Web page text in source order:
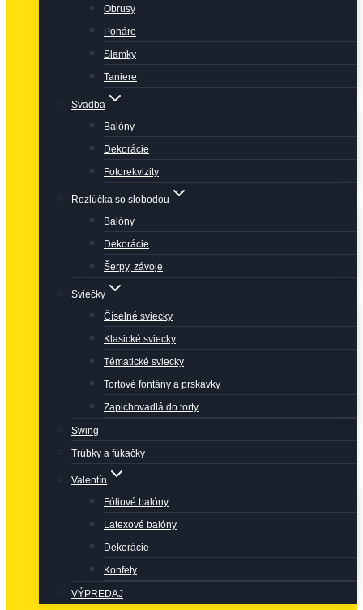
Obrusy
Poháre
Slamky
Taniere
Svadba
Balóny
Dekorácie
Fotorekvizity
Rozlúčka so slobodou
Balóny
Dekorácie
Šerpy, závoje
Sviečky
Číselné sviecky
Klasické sviecky
Tématické sviecky
Tortové fontány a prskavky
Zapichovadlá do torty
Swing
Trúbky a fúkačky
Valentín
Fóliové balóny
Latexové balóny
Dekorácie
Konfety
VÝPREDAJ